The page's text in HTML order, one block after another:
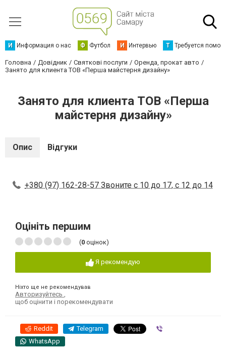
И Информация о нас Ф Футбол И Интервью Т Требуется
Головна Довідник Святкові послуги
Оренда, прокат авто
Занято для клиента ТОВ «Перша майстерня дизайну»
Занято для клиента ТОВ «Перша
майстерня дизайну»
Опис Відгуки
+380 (97) 162-28-57 Звоните с 10 до 17, с 12 до 14
Оцініть першим
(0 оцінок)
Я рекомендую
Ніхто ще не рекомендував
Авторизуйтесь
щоб оцінити і порекомендувати
Reddit Telegram
WhatsApp